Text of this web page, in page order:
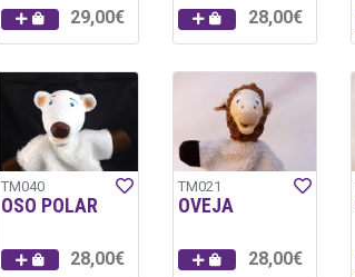
29,00€ 28,00€
TM040
OSO POLAR
28,00€
TM021
OVEJA
28,00€